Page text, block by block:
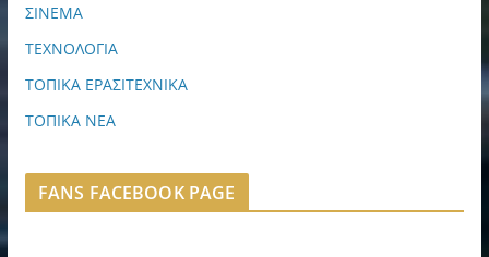
ΣΙΝΕΜΑ
ΤΕΧΝΟΛΟΓΙΑ
ΤΟΠΙΚΑ ΕΡΑΣΙΤΕΧΝΙΚΑ
ΤΟΠΙΚΑ ΝΕΑ
FANS FACEBOOK PAGE